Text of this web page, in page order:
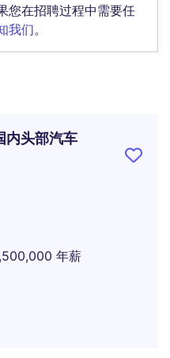
您在招聘过程中需要任
我们。
内头部汽车
年薪